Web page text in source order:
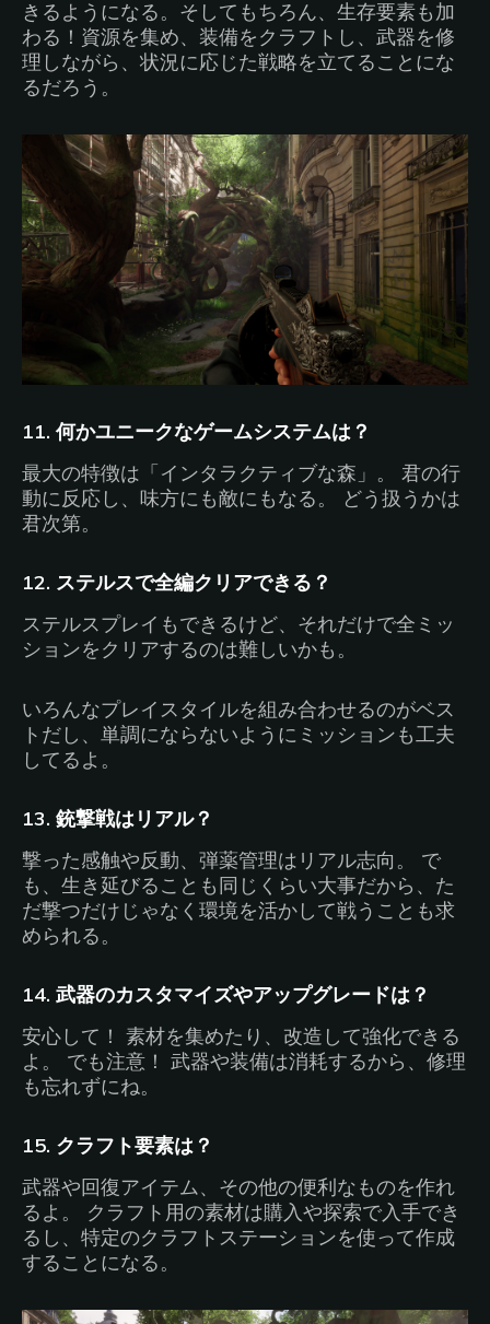
きるようになる。そしてもちろん、生存要素も加
わる！資源を集め、装備をクラフトし、武器を修
理しながら、状況に応じた戦略を立てることにな
るだろう。
11. 何かユニークなゲームシステムは？
最大の特徴は「インタラクティブな森」。 君の行
動に反応し、味方にも敵にもなる。 どう扱うかは
君次第。
12. ステルスで全編クリアできる？
ステルスプレイもできるけど、それだけで全ミッ
ションをクリアするのは難しいかも。
いろんなプレイスタイルを組み合わせるのがベス
トだし、単調にならないようにミッションも工夫
してるよ。
13. 銃撃戦はリアル？
撃った感触や反動、弾薬管理はリアル志向。 で
も、生き延びることも同じくらい大事だから、た
だ撃つだけじゃなく環境を活かして戦うことも求
められる。
14. 武器のカスタマイズやアップグレードは？
安心して！ 素材を集めたり、改造して強化できる
よ。 でも注意！ 武器や装備は消耗するから、修理
も忘れずにね。
15. クラフト要素は？
武器や回復アイテム、その他の便利なものを作れ
るよ。 クラフト用の素材は購入や探索で入手でき
るし、特定のクラフトステーションを使って作成
することになる。